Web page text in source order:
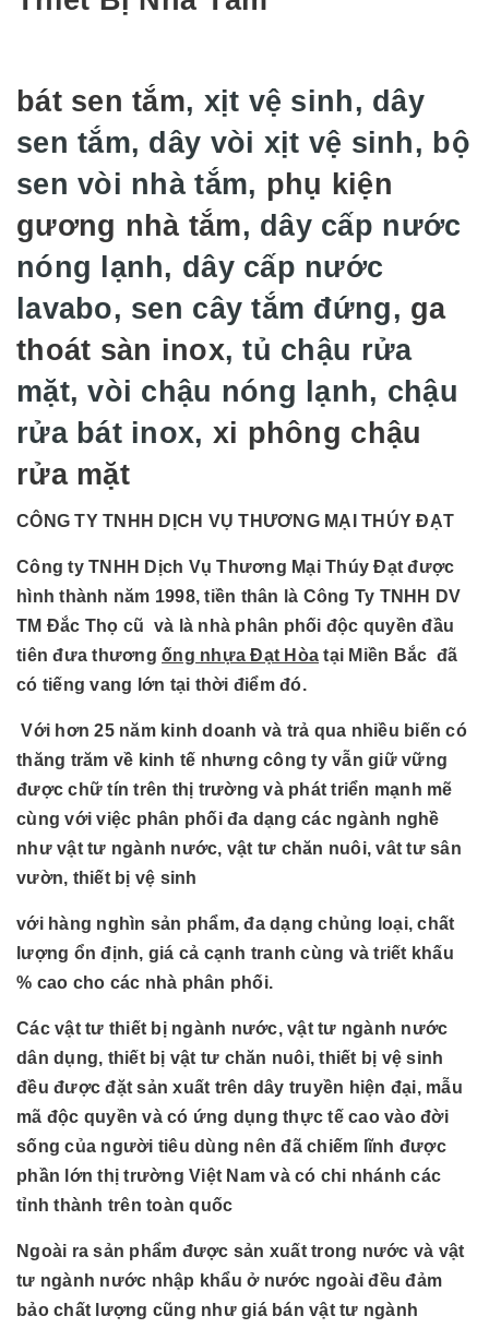
bát sen tắm, xịt vệ sinh, dây
sen tắm, dây vòi xịt vệ sinh, bộ
sen vòi nhà tắm, phụ kiện
gương nhà tắm, dây cấp nước
nóng lạnh, dây cấp nước
lavabo, sen cây tắm đứng, ga
thoát sàn inox, tủ chậu rửa
mặt, vòi chậu nóng lạnh, chậu
rửa bát inox, xi phông chậu
rửa mặt
CÔNG TY TNHH DỊCH VỤ THƯƠNG MẠI THÚY ĐẠT
Công ty TNHH Dịch Vụ Thương Mại Thúy Đạt được
hình thành năm 1998, tiền thân là Công Ty TNHH DV
TM Đắc Thọ cũ và là nhà phân phối độc quyền đầu
tiên đưa thương ống nhựa Đạt Hòa tại Miền Bắc đã
có tiếng vang lớn tại thời điểm đó.
Với hơn 25 năm kinh doanh và trả qua nhiều biến có
thăng trăm về kinh tế nhưng công ty vẫn giữ vững
được chữ tín trên thị trường và phát triển mạnh mẽ
cùng với việc phân phối đa dạng các ngành nghề
như vật tư ngành nước, vật tư chăn nuôi, vât tư sân
vườn, thiết bị vệ sinh
với hàng nghìn sản phẩm, đa dạng chủng loại, chất
lượng ổn định, giá cả cạnh tranh cùng và triết khấu
% cao cho các nhà phân phối.
Các vật tư thiết bị ngành nước, vật tư ngành nước
dân dụng, thiết bị vật tư chăn nuôi, thiết bị vệ sinh
đều được đặt sản xuất trên dây truyền hiện đại, mẫu
mã độc quyền và có ứng dụng thực tế cao vào đời
sống của người tiêu dùng nên đã chiếm lĩnh được
phần lớn thị trường Việt Nam và có chi nhánh các
tỉnh thành trên toàn quốc
Ngoài ra sản phẩm được sản xuất trong nước và vật
tư ngành nước nhập khẩu ở nước ngoài đều đảm
bảo chất lượng cũng như giá bán vật tư ngành